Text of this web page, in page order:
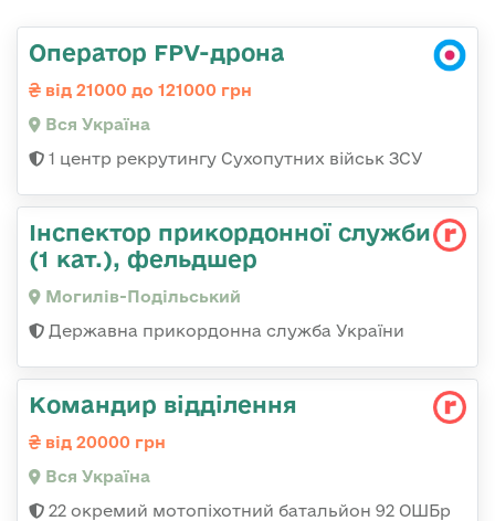
Оператор FPV-дрона
від 21000 до 121000 грн
Вся Україна
1 центр рекрутингу Сухопутних військ ЗСУ
Інспектор прикордонної служби
(1 кат.), фельдшер
Могилів-Подільський
Державна прикордонна служба України
Командир відділення
від 20000 грн
Вся Україна
22 окремий мотопіхотний батальйон 92 ОШБр